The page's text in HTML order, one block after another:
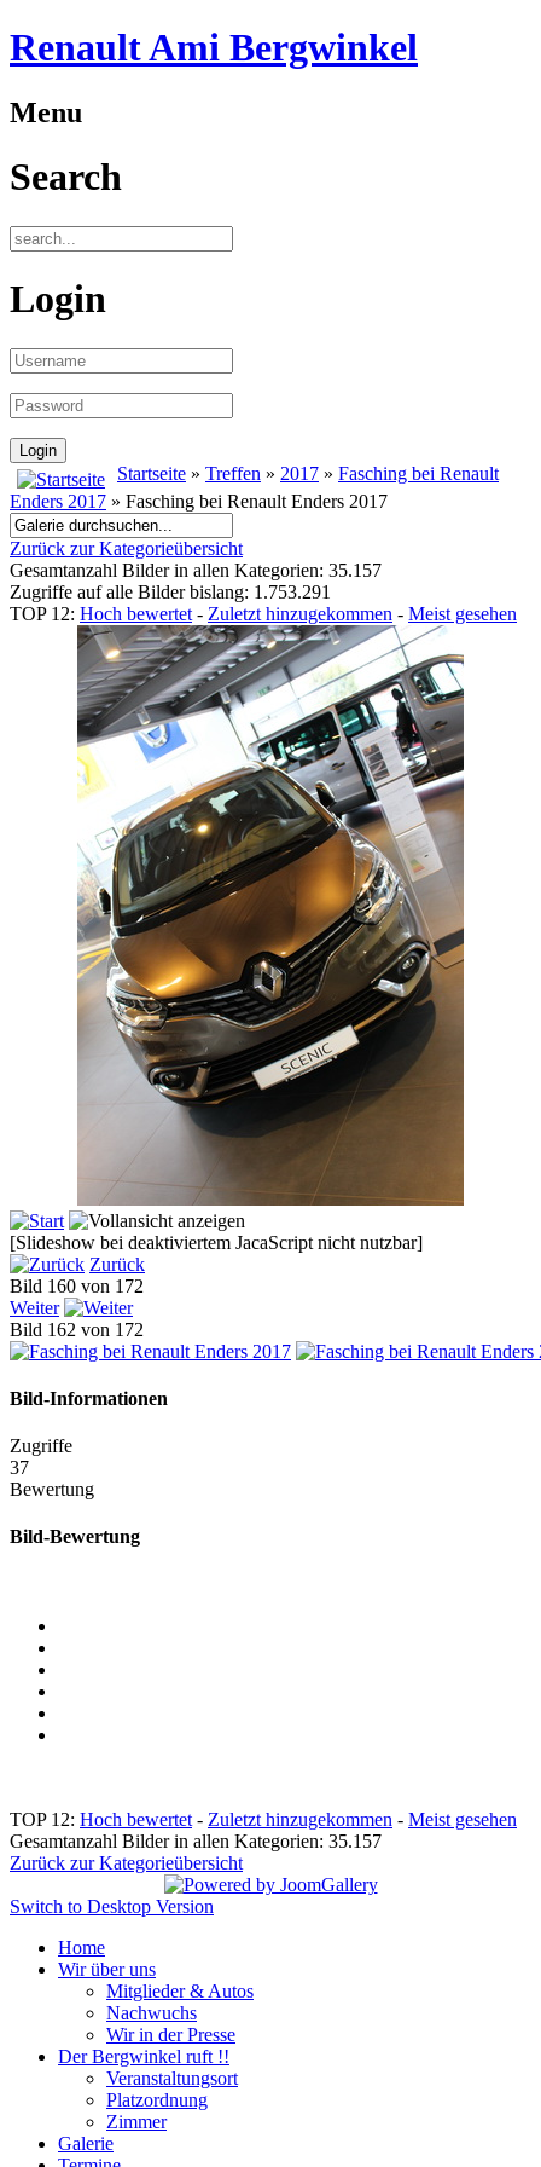
Renault Ami Bergwinkel
Menu
Search
Login
Startseite » Treffen » 2017 » Fasching bei Renault
Enders 2017 » Fasching bei Renault Enders 2017
Zurück zur Kategorieübersicht
Gesamtanzahl Bilder in allen Kategorien: 35.157
Zugriffe auf alle Bilder bislang: 1.753.291
TOP 12: Hoch bewertet - Zuletzt hinzugekommen - Meist gesehen
[Slideshow bei deaktiviertem JacaScript nicht nutzbar]
Zurück
Bild 160 von 172
Weiter
Bild 162 von 172
Bild-Informationen
Zugriffe
37
Bewertung
Bild-Bewertung
TOP 12: Hoch bewertet - Zuletzt hinzugekommen - Meist gesehen
Gesamtanzahl Bilder in allen Kategorien: 35.157
Zurück zur Kategorieübersicht
Switch to Desktop Version
Home
Wir über uns
Mitglieder & Autos
Nachwuchs
Wir in der Presse
Der Bergwinkel ruft !!
Veranstaltungsort
Platzordnung
Zimmer
Galerie